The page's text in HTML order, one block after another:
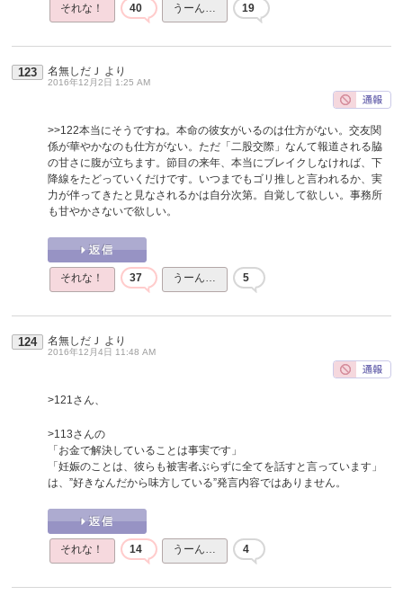
それな！ 40 うーん… 19
123 名無しだＪ より
2016年12月2日 1:25 AM
>>122本当にそうですね。本命の彼女がいるのは仕方がない。交友関
係が華やかなのも仕方がない。ただ「二股交際」なんて報道される脇
の甘さに腹が立ちます。節目の来年、本当にブレイクしなければ、下
降線をたどっていくだけです。いつまでもゴリ推しと言われるか、実
力が伴ってきたと見なされるかは自分次第。自覚して欲しい。事務所
も甘やかさないで欲しい。
それな！ 37 うーん… 5
124 名無しだＪ より
2016年12月4日 11:48 AM
>121さん、
>113さんの
「お金で解決していることは事実です」
「妊娠のことは、彼らも被害者ぶらずに全てを話すと言っています」
は、”好きなんだから味方している”発言内容ではありません。
それな！ 14 うーん… 4